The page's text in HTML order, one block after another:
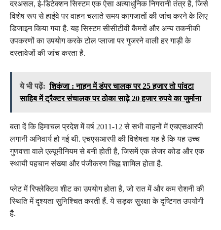
दरअसल, ई-डिटेक्शन सिस्टम एक ऐसा अत्याधुनिक निगरानी तंत्र है, जिसे
विशेष रूप से हाईवे पर वाहन चलाते समय कागजातों की जांच करने के लिए
डिजाइन किया गया है. यह सिस्टम सीसीटीवी कैमरों और अन्य तकनीकी
उपकरणों का उपयोग करके टोल प्लाजा पर गुजरने वाली हर गाड़ी के
दस्तावेजों की जांच करता है.
ये भी पढ़ें: शिकंजा : नाहन में डंपर चालक पर 25 हजार तो पांवटा
साहिब में ट्रैक्टर संचालक पर ठोका साढ़े 20 हजार रुपये का जुर्माना
बता दें कि हिमाचल प्रदेश में वर्ष 2011-12 से सभी वाहनों में एचएसआरपी
लगानी अनिवार्य हो गई थी. एचएसआरपी की विशेषता यह है कि यह उच्च
गुणवत्ता वाले एल्यूमीनियम से बनी होती है, जिसमें एक लेजर कोड और एक
स्थायी पहचान संख्या और पंजीकरण चिह्न शामिल होता है.
प्लेट में रिफ्लेक्टिव शीट का उपयोग होता है, जो रात में और कम रोशनी की
स्थिति में दृश्यता सुनिश्चित करती हैं. ये सड़क सुरक्षा के दृष्टिगत उपयोगी
है.